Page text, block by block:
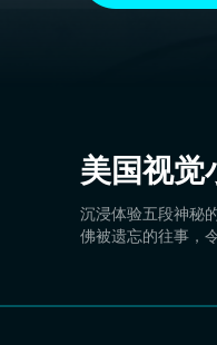
美国视觉
沉浸体验五段神秘
佛被遗忘的往事，